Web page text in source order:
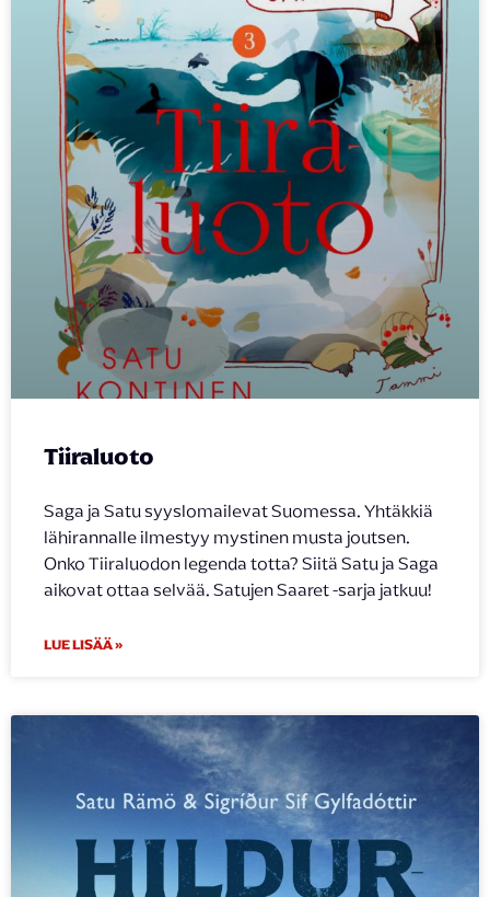
Tiiraluoto
Saga ja Satu syyslomailevat Suomessa. Yhtäkkiä
lähirannalle ilmestyy mystinen musta joutsen.
Onko Tiiraluodon legenda totta? Siitä Satu ja Saga
aikovat ottaa selvää. Satujen Saaret -sarja jatkuu!
LUE LISÄÄ »